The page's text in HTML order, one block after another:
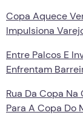
Copa Aquece
Impulsiona
Entre Palcos E
Enfrentam
Rua Da Copa
Para A Copa Do